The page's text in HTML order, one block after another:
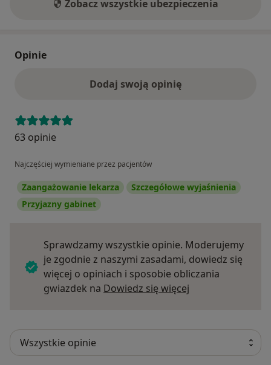
Zobacz wszystkie ubezpieczenia
Opinie
Dodaj swoją opinię
63 opinie
Najczęściej wymieniane przez pacjentów
Zaangażowanie lekarza
Szczegółowe wyjaśnienia
Przyjazny gabinet
Sprawdzamy wszystkie opinie. Moderujemy
je zgodnie z naszymi zasadami, dowiedz się
więcej o opiniach i sposobie obliczania
gwiazdek na Dowiedz się więcej